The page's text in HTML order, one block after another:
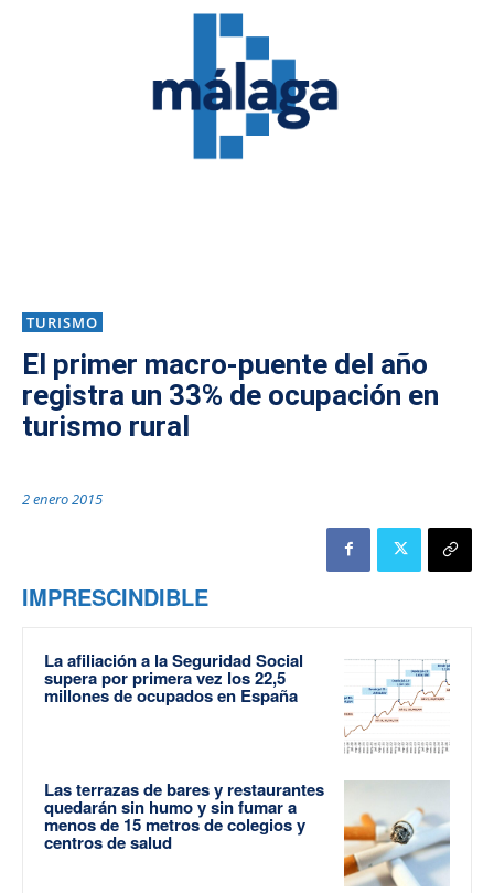
TURISMO
El primer macro-puente del año
registra un 33% de ocupación en
turismo rural
2 enero 2015
IMPRESCINDIBLE
La afiliación a la Seguridad Social
supera por primera vez los 22,5
millones de ocupados en España
Las terrazas de bares y restaurantes
quedarán sin humo y sin fumar a
menos de 15 metros de colegios y
centros de salud